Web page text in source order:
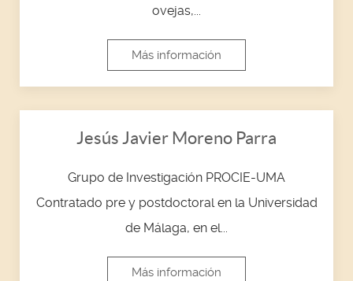
ovejas,...
Más información
Jesús Javier Moreno Parra
Grupo de Investigación PROCIE-UMA
Contratado pre y postdoctoral en la Universidad
de Málaga, en el...
Más información